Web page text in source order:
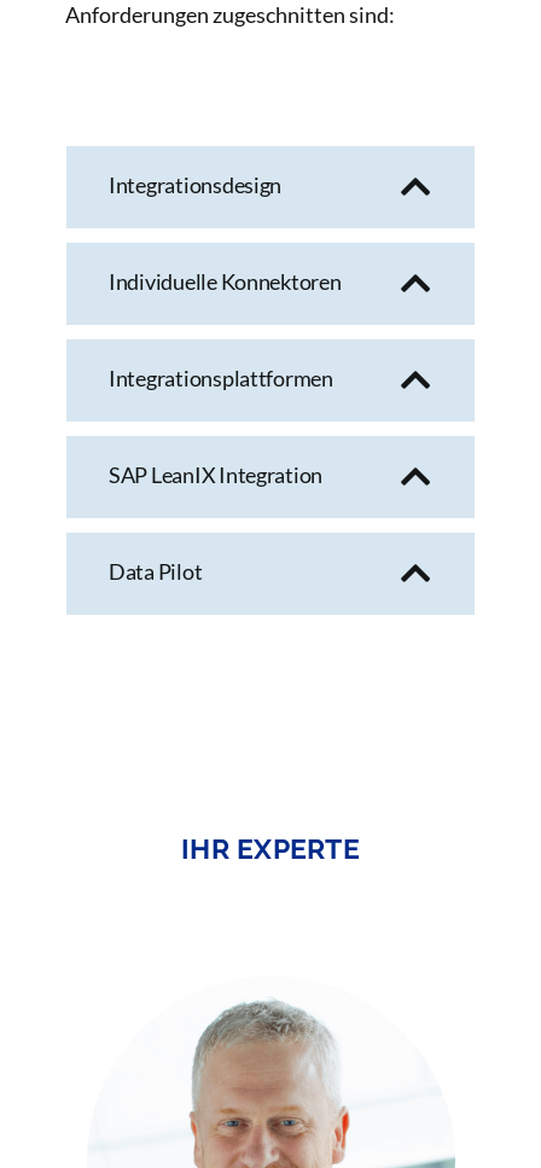
Anforderungen zugeschnitten sind:
Integrationsdesign
Individuelle Konnektoren
Integrationsplattformen
SAP LeanIX Integration
Data Pilot
IHR EXPERTE